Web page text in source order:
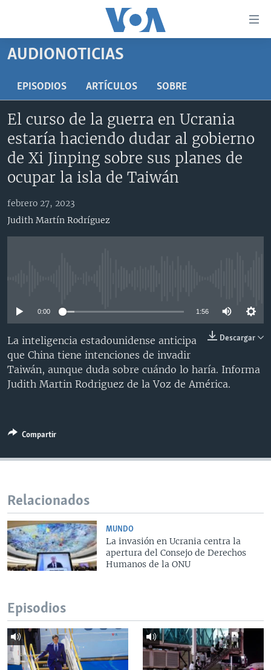
accesibilidad
Salte
navegador
principal
Salte
búsqueda
EEUU
ELECCIONES EEUU 2024
VOA VERIFICA UCRANIA/RUSIA
VOA VERIFICA INMIGRACIÓN
VOA VERIFICA AMÉRICA LATINA
ARGENTINA
BOLIVIA
CHILE
PERÚ
CHINA EN AMÉRICA LATINA
CENTROAMÉRICA
EL SALVADOR
GUATEMALA
INMIGRACIÓN
LIBERTAD DE PRENSA
TECNOLOGÍA
DEPORTES
CIENCIA Y SALUD
ESPECIALES DE LA VOA
LIBERTAD DE PRENSA
FOTOGRAFÍA
AUDIOS
EL MUNDO AL DÍA
FORO INTERAMERICANO
VISIÓN 360
LAS CLAVES
RADIO
AVANCE INFORMATIVO
AUDIONOTICIAS
BUENOS DÍAS AMÉRICA
EL MUNDO AL DÍA [RADIO]
NOTA ECONÓMICA
ENTRETENIMIENTO
DIRECT
DOCUMENTALES DE LA VOA
SÍGANOS
AUDIONOTICIAS
EPISODIOS ARTÍCULOS SOBRE
El curso de la guerra en Ucrania
estaría haciendo dudar al gobierno
de Xi Jinping sobre sus planes de
ocupar la isla de Taiwán
febrero 27, 2023
Judith Martín Rodríguez
0:00 1:56
Descargar
La inteligencia estadounidense anticipa
que China tiene intenciones de invadir
Taiwán, aunque duda sobre cuándo lo haría. Informa
Judith Martin Rodriguez de la Voz de América.
Compartir
Relacionados
MUNDO
La invasión en Ucrania centra la
apertura del Consejo de Derechos
Humanos de la ONU
Episodios